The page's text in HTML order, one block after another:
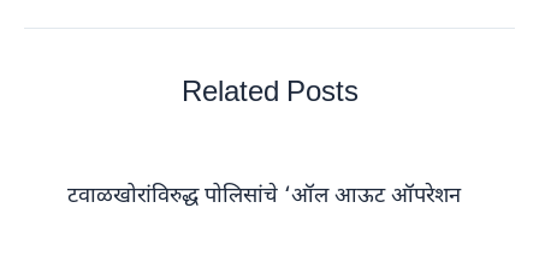
Related Posts
टवाळखोरांविरुद्ध पोलिसांचे ‘ऑल आऊट ऑपरेशन